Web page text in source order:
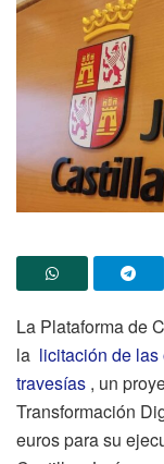
La Plataforma de
la licitación de
travesías , un
Transformación
euros para su